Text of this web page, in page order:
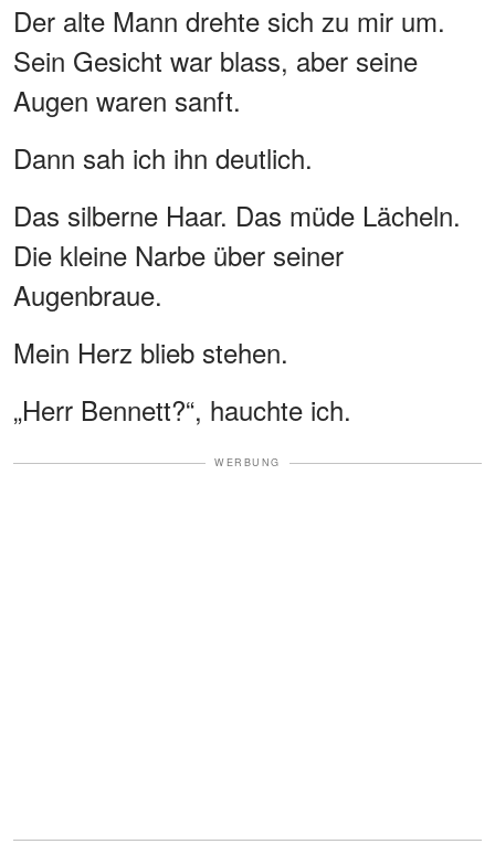
Der alte Mann drehte sich zu mir um.
Sein Gesicht war blass, aber seine
Augen waren sanft.
Dann sah ich ihn deutlich.
Das silberne Haar. Das müde Lächeln.
Die kleine Narbe über seiner
Augenbraue.
Mein Herz blieb stehen.
„Herr Bennett?“, hauchte ich.
WERBUNG